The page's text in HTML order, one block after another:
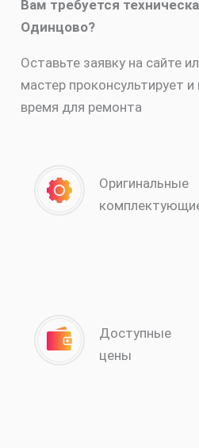
Вам требуется
Одинцово?
Оставьте заявку на сайте
мастер проконсультирует
время для ремонта
Оригинальные
Доступные
цены